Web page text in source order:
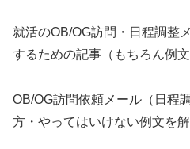
就活のOB/OG訪問・日程調整
するための記事（もちろん例文
OB/OG訪問依頼メール（日程
方・やってはいけない例文を